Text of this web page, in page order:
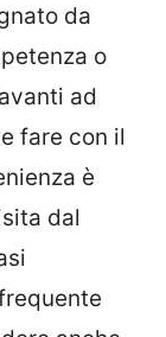
da
o
ad
fare con il
è
dal